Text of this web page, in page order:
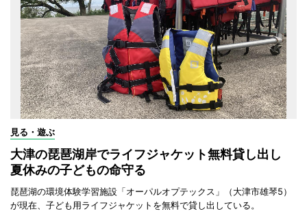
見る・遊ぶ
大津の琵琶湖岸でライフジャケット無料貸し出し
夏休みの子どもの命守る
琵琶湖の環境体験学習施設「オーパルオプテックス」（大津市雄琴5）
が現在、子ども用ライフジャケットを無料で貸し出している。